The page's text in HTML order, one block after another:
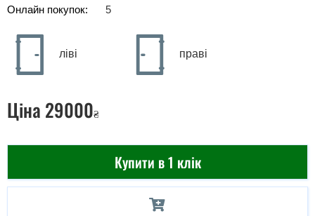
Онлайн покупок: 5
ліві праві
Ціна 29000₴
Купити в 1 клік